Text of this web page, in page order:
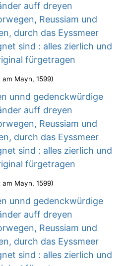
auff dreyen
Reussiam und
durch das Eyssmeer
sind : alles zierlich und
fürgetragen
am Mayn, 1599)
unnd gedenckwürdige
auff dreyen
Reussiam und
durch das Eyssmeer
sind : alles zierlich und
fürgetragen
am Mayn, 1599)
unnd gedenckwürdige
auff dreyen
Reussiam und
durch das Eyssmeer
sind : alles zierlich und